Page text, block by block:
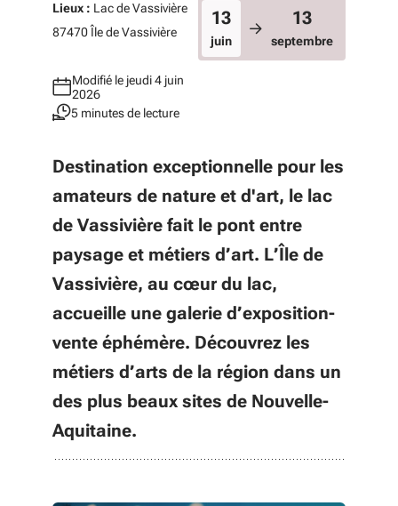
Lieux : Lac de Vassivière
87470 Île de Vassivière
Modifié le jeudi 4 juin
2026
5 minutes de lecture
13
juin
13
septembre
Destination exceptionnelle pour les
amateurs de nature et d'art, le lac
de Vassivière fait le pont entre
paysage et métiers d’art. L’Île de
Vassivière, au cœur du lac,
accueille une galerie d’exposition-
vente éphémère. Découvrez les
métiers d’arts de la région dans un
des plus beaux sites de Nouvelle-
Aquitaine.